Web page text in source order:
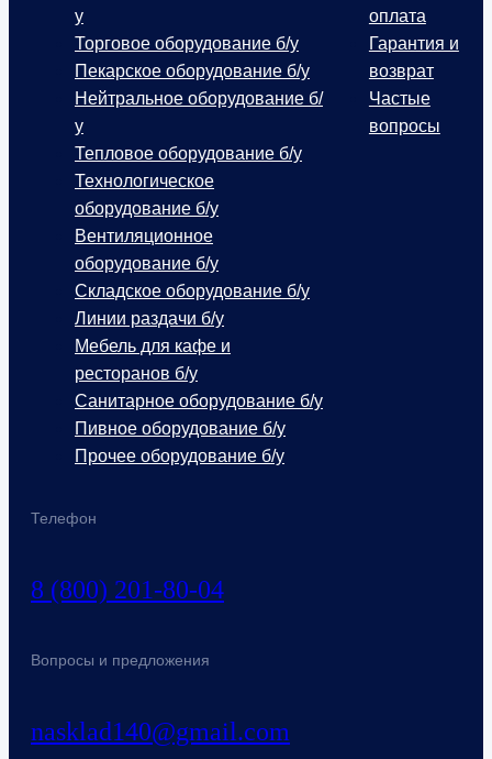
Телефон
8 (800) 201-80-04
Вопросы и предложения
nasklad140@gmail.com
у
Торговое оборудование б/у
Пекарское оборудование б/у
Нейтральное оборудование б/
у
Тепловое оборудование б/у
Технологическое
оборудование б/у
Вентиляционное
оборудование б/у
Складское оборудование б/у
Линии раздачи б/у
Мебель для кафе и
ресторанов б/у
Санитарное оборудование б/у
Пивное оборудование б/у
Прочее оборудование б/у
оплата
Гарантия и
возврат
Частые
вопросы